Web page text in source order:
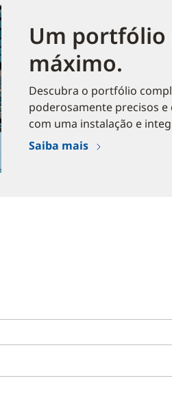
Um portfólio
máximo.
Descubra o portfólio
poderosamente precisos
com uma instalação e
Saiba mais